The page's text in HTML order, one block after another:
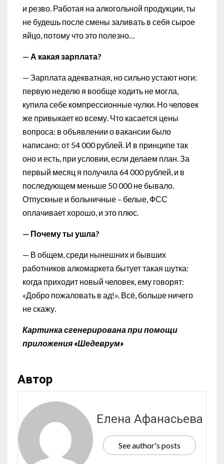
и резво. Работая на алкогольной продукции, ты
не будешь после смены заливать в себя сырое
яйцо, потому что это полезно…
— А какая зарплата?
— Зарплата адекватная, но сильно устают ноги:
первую неделю я вообще ходить не могла,
купила себе компрессионные чулки. Но человек
же привыкает ко всему. Что касается цены
вопроса: в объявлении о вакансии было
написано: от 54 000 рублей. И в принципе так
оно и есть, при условии, если делаем план. За
первый месяц я получила 64 000 рублей, и в
последующем меньше 50 000 не бывало.
Отпускные и больничные – белые, ФСС
оплачивает хорошо, и это плюс.
— Почему ты ушла?
— В общем, среди нынешних и бывших
работников алкомаркета бытует такая шутка:
когда приходит новый человек, ему говорят:
«Добро пожаловать в ад!». Всё, больше ничего
не скажу.
Картинка сгенерирована при помощи
приложения «Шедеврум»
Автор
Елена Афанасьева
See author's posts